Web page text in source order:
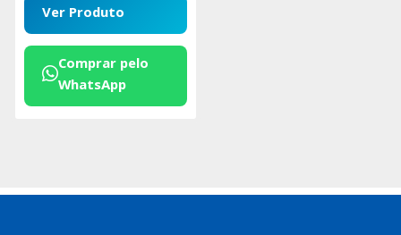
Ver Produto
Comprar pelo
WhatsApp